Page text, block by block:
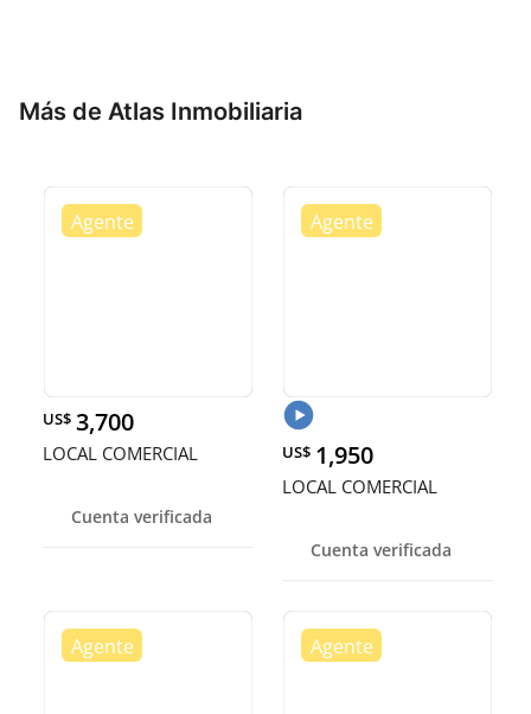
Más de Atlas Inmobiliaria
US$ 3,700
LOCAL COMERCIAL
Cuenta verificada
US$ 1,950
LOCAL COMERCIAL
Cuenta verificada